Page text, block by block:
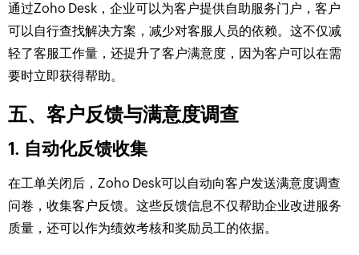
通过Zoho Desk，企业可以为客户提供自助服务门户，客户
可以自行查找解决方案，减少对客服人员的依赖。这不仅减
轻了客服工作量，还提升了客户满意度，因为客户可以在需
要时立即获得帮助。
五、客户反馈与满意度调查
1. 自动化反馈收集
在工单关闭后，Zoho Desk可以自动向客户发送满意度调查
问卷，收集客户反馈。这些反馈信息不仅帮助企业改进服务
质量，还可以作为绩效考核和奖励员工的依据。